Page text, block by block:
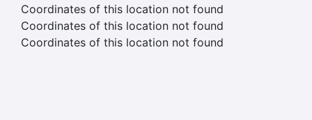
Coordinates of this location not found
Coordinates of this location not found
Coordinates of this location not found